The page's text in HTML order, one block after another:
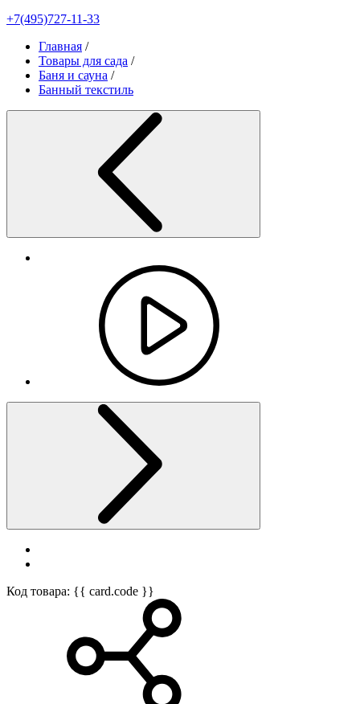
+7(495)727-11-33
Главная /
Товары для сада /
Баня и сауна /
Банный текстиль
Код товара: {{ card.code }}